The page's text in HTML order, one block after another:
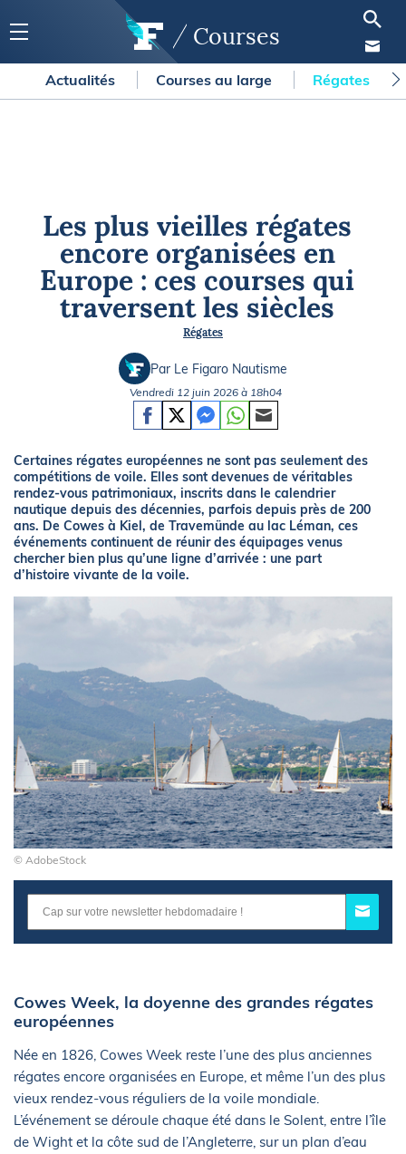
Courses
Actualités Courses au large Régates
Les plus vieilles régates
encore organisées en
Europe : ces courses qui
traversent les siècles
Régates
Par Le Figaro Nautisme
Vendredi 12 juin 2026 à 18h04
Certaines régates européennes ne sont pas seulement des
compétitions de voile. Elles sont devenues de véritables
rendez-vous patrimoniaux, inscrits dans le calendrier
nautique depuis des décennies, parfois depuis près de 200
ans. De Cowes à Kiel, de Travemünde au lac Léman, ces
événements continuent de réunir des équipages venus
chercher bien plus qu’une ligne d’arrivée : une part
d’histoire vivante de la voile.
© AdobeStock
Cowes Week, la doyenne des grandes régates
européennes
Née en 1826, Cowes Week reste l’une des plus anciennes
régates encore organisées en Europe, et même l’un des plus
vieux rendez-vous réguliers de la voile mondiale.
L’événement se déroule chaque été dans le Solent, entre l’île
de Wight et la côte sud de l’Angleterre, sur un plan d’eau